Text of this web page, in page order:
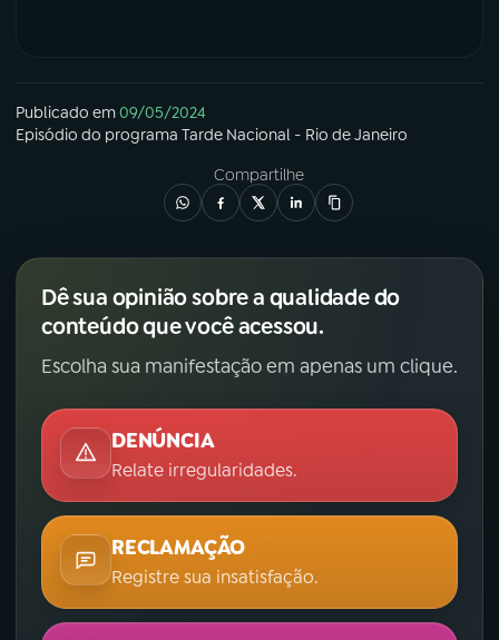
Publicado em09/05/2024
Episódio do programa Tarde Nacional - Rio de Janeiro
Compartilhe
Dê sua opinião sobre a qualidade do
conteúdo que você acessou.
Escolha sua manifestação em apenas um clique.
DENÚNCIA
Relate irregularidades.
RECLAMAÇÃO
Registre sua insatisfação.